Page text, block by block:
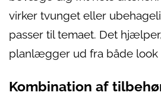
virker tvunget eller
passer til temaet. Det
planlægger ud fra både look
Kombination af